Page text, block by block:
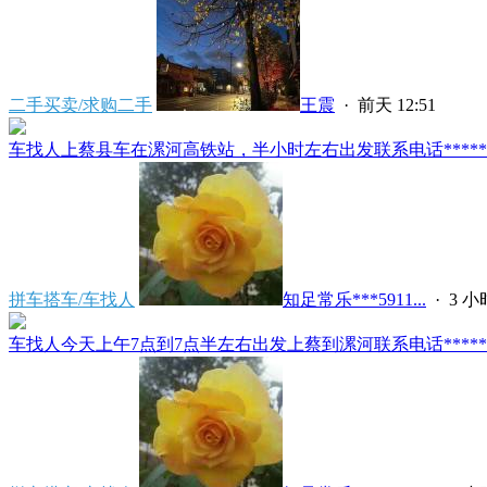
二手买卖/求购二手 王震 · 前天 12:51
车找人上蔡县车在漯河高铁站，半小时左右出发联系电话
拼车搭车/车找人 知足常乐***5911... · 3 小
车找人今天上午7点到7点半左右出发上蔡到漯河联系电话